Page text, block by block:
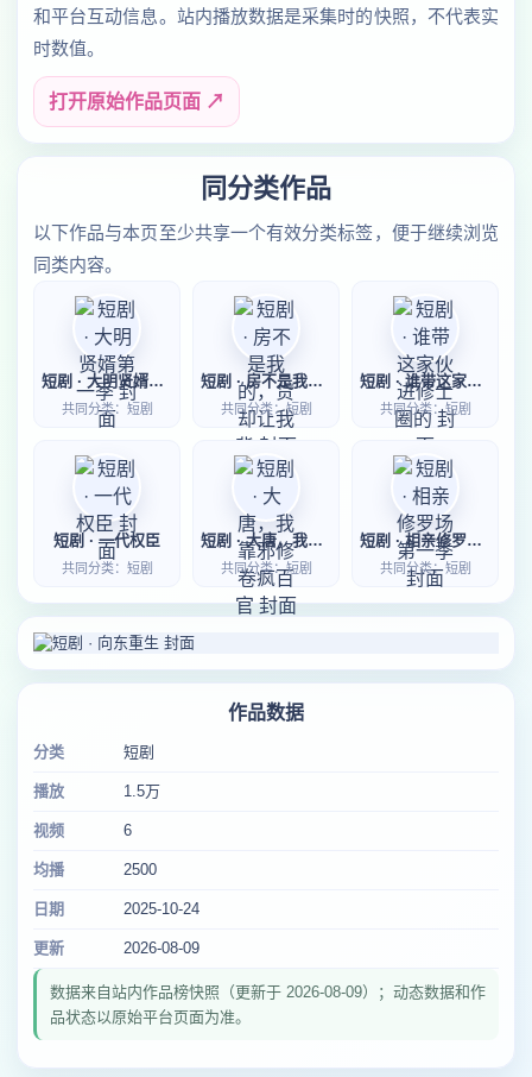
和平台互动信息。站内播放数据是采集时的快照，不代表实
时数值。
打开原始作品页面 ↗
同分类作品
以下作品与本页至少共享一个有效分类标签，便于继续浏览
同类内容。
短剧 · 大明贤婿第一季
共同分类：短剧
短剧 · 房不是我的，贷却让我背
共同分类：短剧
短剧 · 谁带这家伙进修士圈的
共同分类：短剧
短剧 · 一代权臣
共同分类：短剧
短剧 · 大唐，我靠邪修卷疯百官
共同分类：短剧
短剧 · 相亲修罗场第一季
共同分类：短剧
作品数据
分类 短剧
播放 1.5万
视频 6
均播 2500
日期 2025-10-24
更新 2026-08-09
数据来自站内作品榜快照（更新于 2026-08-09）；动态数据和作
品状态以原始平台页面为准。